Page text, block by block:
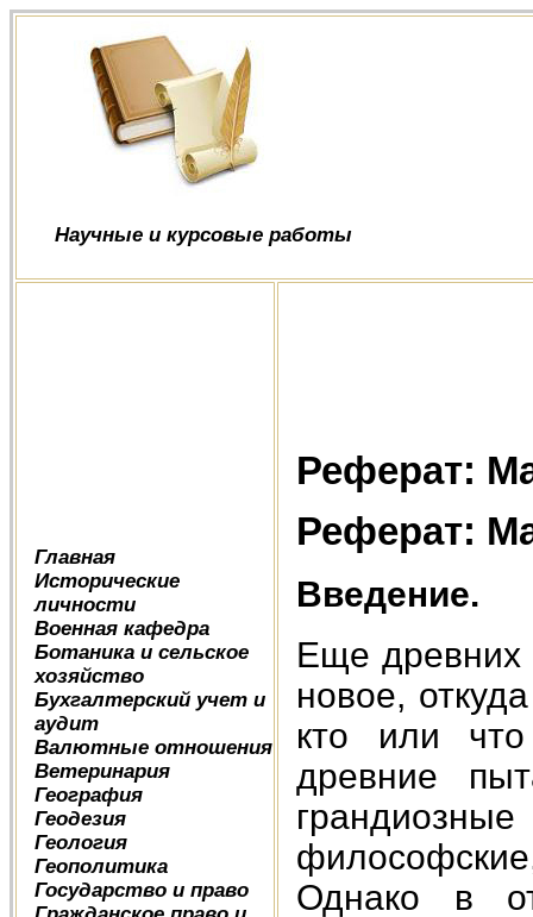
Научные и курсовые работы
Главная
Исторические
личности
Военная кафедра
Ботаника и сельское
хозяйство
Бухгалтерский учет и
аудит
Валютные отношения
Ветеринария
География
Геодезия
Геология
Геополитика
Государство и право
Реферат:
Реферат:
Введение.
Еще древних
новое,
кто или
древние
Однако в